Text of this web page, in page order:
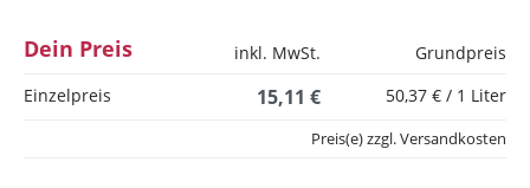
Dein Preis inkl. MwSt.
Grundpreis
Einzelpreis
15,11 € 50,37 € / 1 Liter
Preis(e) zzgl. Versandkosten